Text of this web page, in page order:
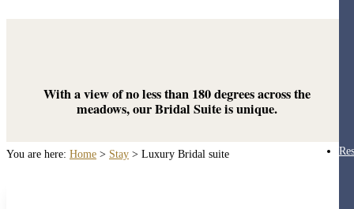
With a view of no less than 180 degrees across the
meadows, our Bridal Suite is unique.
You are here: Home > Stay > Luxury Bridal suite